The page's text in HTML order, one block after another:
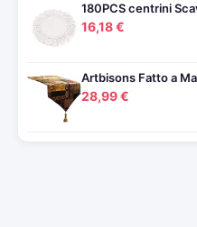
180PCS centrini
16,18 €
Artbisons Fatto a
28,99 €